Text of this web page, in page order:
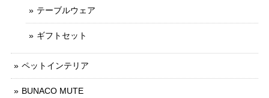
テーブルウェア
ギフトセット
ペットインテリア
BUNACO MUTE